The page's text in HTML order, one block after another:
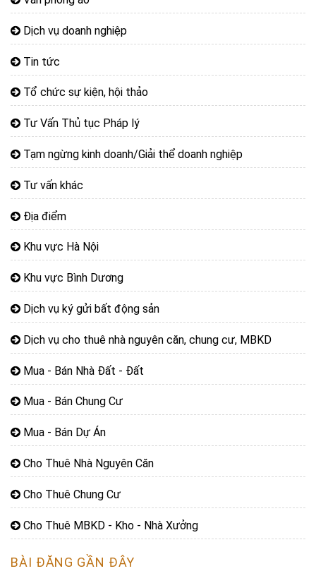
Dịch vụ doanh nghiệp
Tin tức
Tổ chức sự kiện, hội thảo
Tư Vấn Thủ tục Pháp lý
Tạm ngừng kinh doanh/Giải thể doanh nghiệp
Tư vấn khác
Địa điểm
Khu vực Hà Nội
Khu vực Bình Dương
Dịch vụ ký gửi bất động sản
Dịch vụ cho thuê nhà nguyên căn, chung cư, MBKD
Mua - Bán Nhà Đất - Đất
Mua - Bán Chung Cư
Mua - Bán Dự Án
Cho Thuê Nhà Nguyên Căn
Cho Thuê Chung Cư
Cho Thuê MBKD - Kho - Nhà Xưởng
BÀI ĐĂNG GẦN ĐÂY